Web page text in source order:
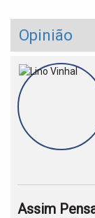
Opinião
Assim